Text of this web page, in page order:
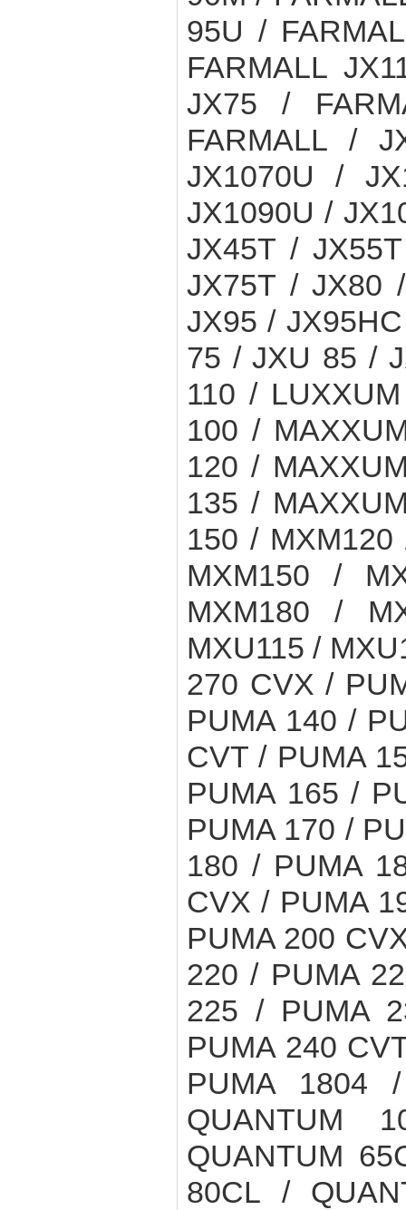
95U /
FARMALL
JX75 /
FARMALL /
JX1070U /
JX1090U /
JX45T /
JX75T / JX80
JX95 /
75 / JXU 85 /
110 /
100 /
120 /
135 /
150 /
MXM150 /
MXM180 /
MXU115 /
270 CVX /
PUMA 140 /
CVT / PUMA
PUMA 165 /
PUMA 170 /
180 / PUMA
CVX / PUMA
PUMA 200
220 / PUMA
225 / PUMA
PUMA 240
PUMA 1804
QUANTUM
QUANTUM
80CL /